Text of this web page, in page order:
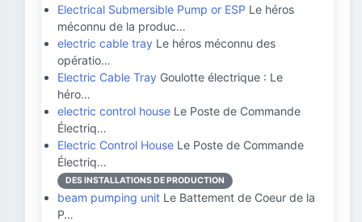
Electrical Submersible Pump or ESP Le héros
méconnu de la produc…
electric cable tray Le héros méconnu des
opératio…
Electric Cable Tray Goulotte électrique : Le
héro…
electric control house Le Poste de Commande
Électriq…
Electric Control House Le Poste de Commande
Électriq…
DES INSTALLATIONS DE PRODUCTION
beam pumping unit Le Battement de Coeur de la
P…